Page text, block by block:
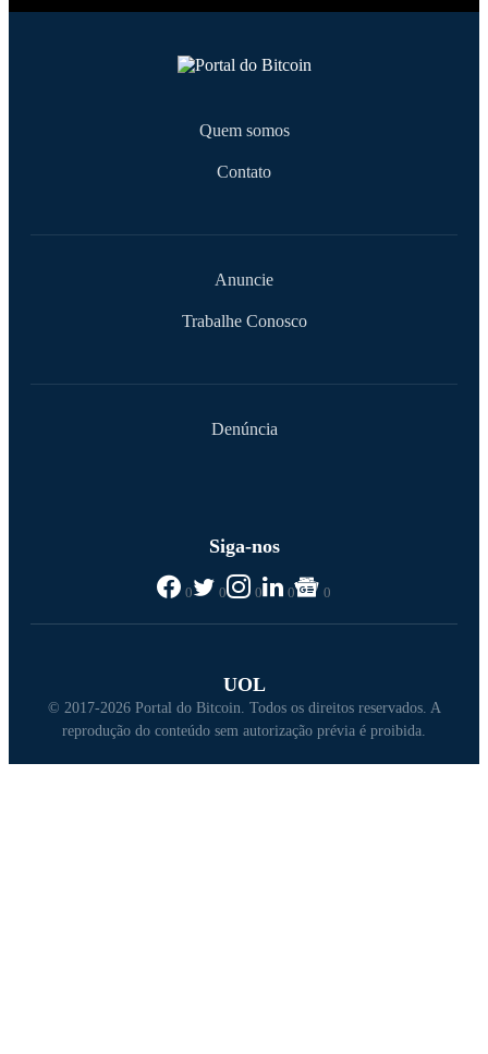
Quem somos
Contato
Anuncie
Trabalhe Conosco
Denúncia
Siga-nos
0 0 0 0 0
UOL
© 2017-2026 Portal do Bitcoin. Todos os direitos reservados. A
reprodução do conteúdo sem autorização prévia é proibida.